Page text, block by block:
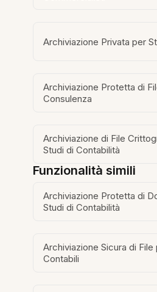
Archiviazione Privata per
Archiviazione Protetta di
Consulenza
Archiviazione di File
Studi di Contabilità
Funzionalità simili
Archiviazione Protetta di
Studi di Contabilità
Archiviazione Sicura di File
Contabili